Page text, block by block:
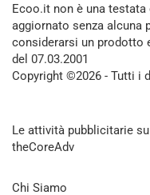
Ecoo.it non è una
aggiornato senza alcuna
considerarsi un prodotto
del 07.03.2001
Copyright ©2026 - Tutti i
Le attività pubblicitarie
theCoreAdv
Chi Siamo